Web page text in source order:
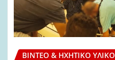
ΒΊΝΤΕΟ & ΗΧΗΤΙΚΌ ΥΛΙΚΌ